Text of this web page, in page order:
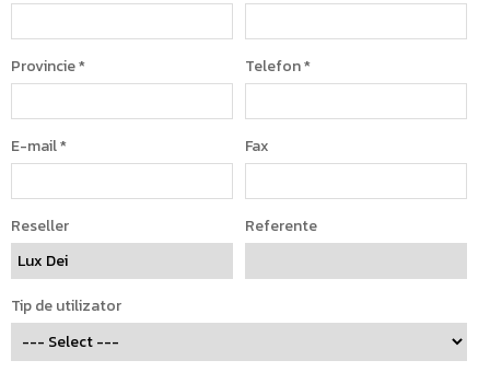
Provincie* Telefon*
E-mail* Fax
Reseller Referente
Tip de utilizator